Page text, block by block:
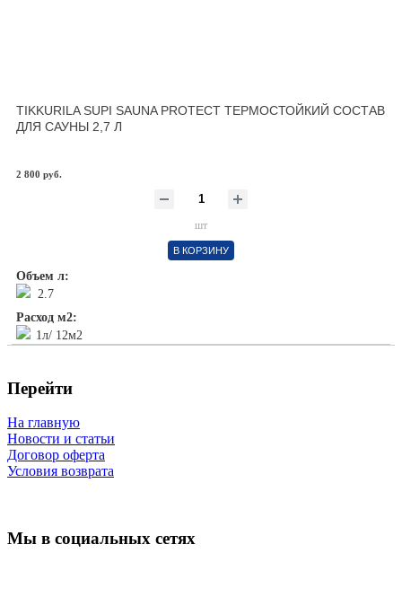
TIKKURILA SUPI SAUNA PROTECT ТЕРМОСТОЙКИЙ СОСТАВ
ДЛЯ САУНЫ 2,7 Л
2 800 руб.
шт
В КОРЗИНУ
Объем л:
2.7
Расход м2:
1л/ 12м2
Перейти
На главную
Новости и статьи
Договор оферта
Условия возврата
Мы в социальных сетях